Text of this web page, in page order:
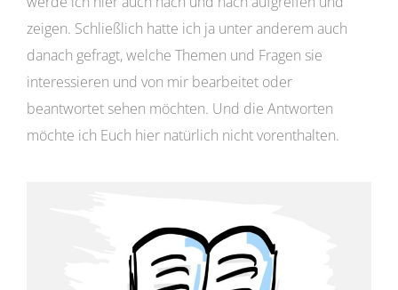
zeigen. Schließlich hatte ich ja unter anderem auch
danach gefragt, welche Themen und Fragen sie
interessieren und von mir bearbeitet oder
beantwortet sehen möchten. Und die Antworten
möchte ich Euch hier natürlich nicht vorenthalten.